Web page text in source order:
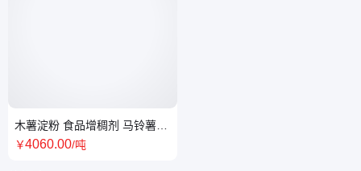
木薯淀粉 食品增稠剂 马铃薯淀
粉 变形淀粉
￥4060.00/吨